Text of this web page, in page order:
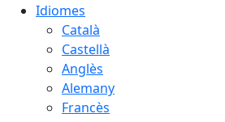
Idiomes
Català
Castellà
Anglès
Alemany
Francès